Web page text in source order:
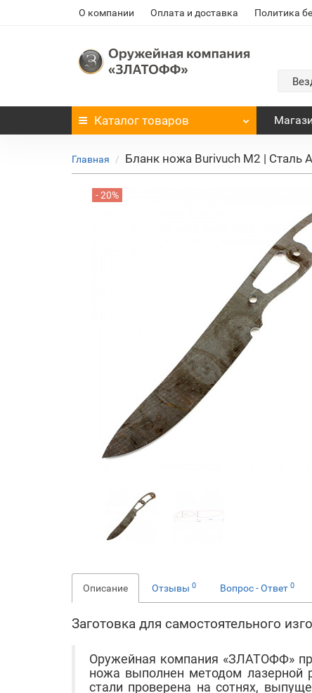
О компании Оплата и доставка Политика
Каталог товаров
Главная Бланк ножа Burivuch M2 | Сталь
- 20%
Описание Отзывы 0 Вопрос - Ответ 0
Заготовка для самостоятельного
Оружейная компания «ЗЛАТОФФ»
ножа выполнен методом лазерной
стали проверена на сотнях,